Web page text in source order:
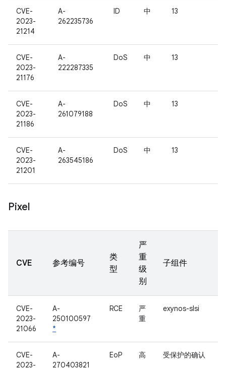
CVE-
2023-
21214
A-
262235736
ID 中 13
CVE-
2023-
21176
A-
222287335
DoS 中 13
CVE-
2023-
21186
A-
261079188
DoS 中 13
CVE-
2023-
21201
A-
263545186
DoS 中 13
Pixel
CVE 参考编号
类
型
严
重
级
别
子组件
CVE-
2023-
21066
A-
250100597
*
RCE
严
重
exynos-slsi
CVE-
2023-
A-
270403821
EoP 高 受保护的确认